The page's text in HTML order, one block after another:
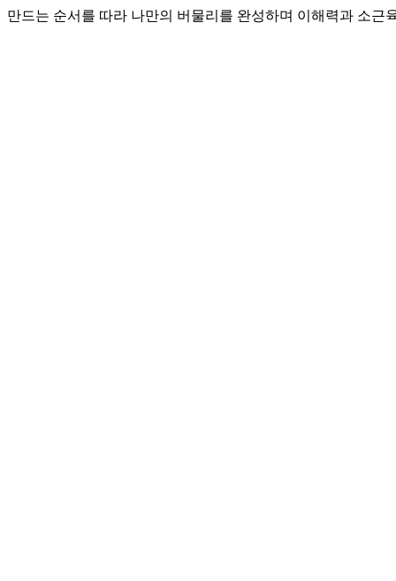
만드는 순서를 따라 나만의 버물리를 완성하며 이해력과 소